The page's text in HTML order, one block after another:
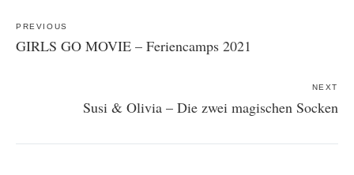
navigation
PREVIOUS
GIRLS GO MOVIE – Feriencamps 2021
NEXT
Susi & Olivia – Die zwei magischen Socken